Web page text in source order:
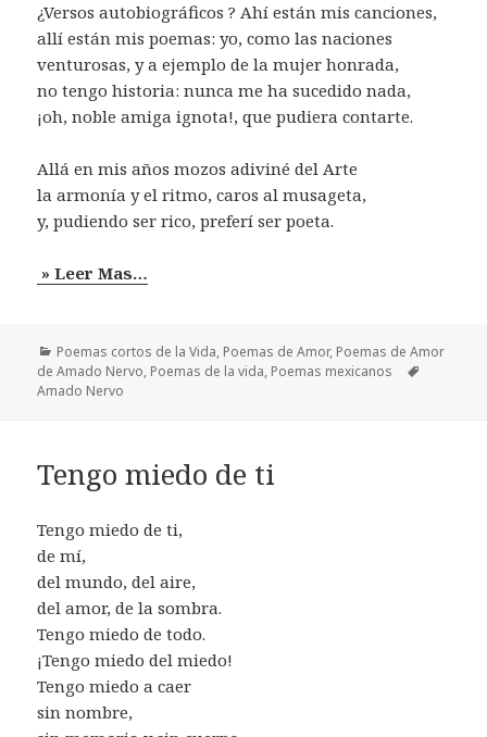
¿Versos autobiográficos ? Ahí están mis canciones,
allí están mis poemas: yo, como las naciones
venturosas, y a ejemplo de la mujer honrada,
no tengo historia: nunca me ha sucedido nada,
¡oh, noble amiga ignota!, que pudiera contarte.
Allá en mis años mozos adiviné del Arte
la armonía y el ritmo, caros al musageta,
y, pudiendo ser rico, preferí ser poeta.
» Leer Mas…
Categorías
Poemas cortos de la Vida, Poemas de Amor, Poemas de Amor
de Amado Nervo, Poemas de la vida, Poemas mexicanos
Amado Nervo
Tengo miedo de ti
Tengo miedo de ti,
de mí,
del mundo, del aire,
del amor, de la sombra.
Tengo miedo de todo.
¡Tengo miedo del miedo!
Tengo miedo a caer
sin nombre,